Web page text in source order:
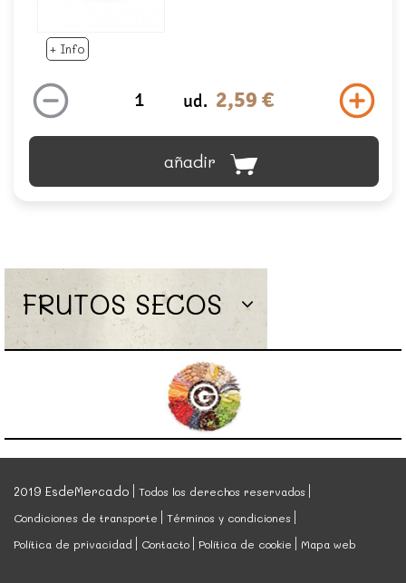
+ Info
ud. 2,59 €
añadir
FRUTOS SECOS
2019 EsdeMercado
Todos los derechos reservados
Condiciones de transporte
Términos y condiciones
Política de privacidad
Contacto Política de cookie Mapa web